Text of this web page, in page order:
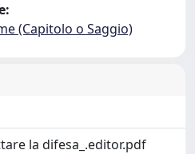
(Capitolo o Saggio)
la difesa_.editor.pdf